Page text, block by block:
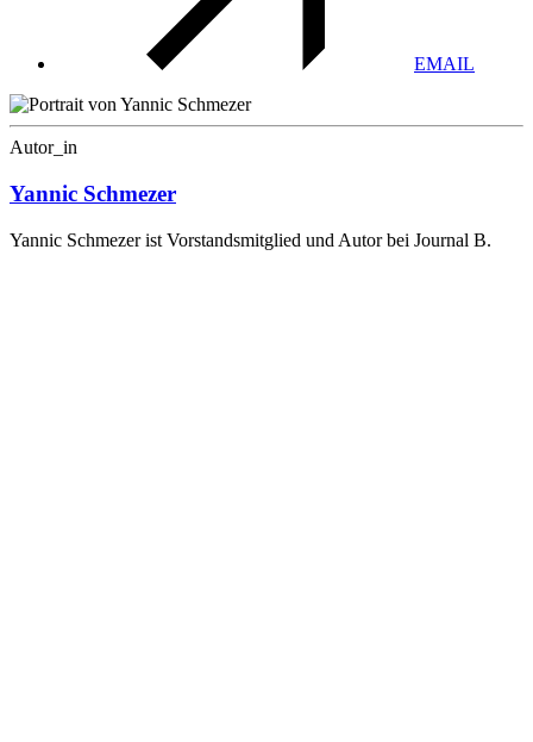
EMAIL
Autor_in
Yannic Schmezer
Yannic Schmezer ist Vorstandsmitglied und Autor bei Journal B.